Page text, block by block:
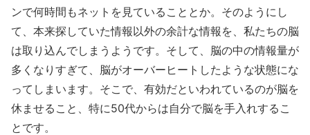
ンで何時間もネットを見ていることとか。そのようにし
て、本来探していた情報以外の余計な情報を、私たちの脳
は取り込んでしまうようです。そして、脳の中の情報量が
多くなりすぎて、脳がオーバーヒートしたような状態にな
ってしまいます。そこで、有効だといわれているのが脳を
休ませること、特に50代からは自分で脳を手入れするこ
とです。